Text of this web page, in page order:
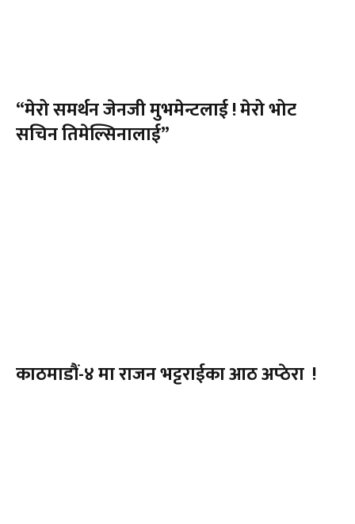
“मेरो समर्थन जेनजी मुभमेन्टलाई ! मेरो भोट
सचिन तिमेल्सिनालाई”
काठमाडौं-४ मा राजन भट्टराईका आठ अप्ठेरा !